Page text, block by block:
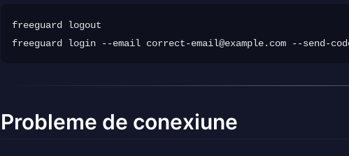
freeguard logout
freeguard login --email correct-email@example.com
Probleme de conexiune